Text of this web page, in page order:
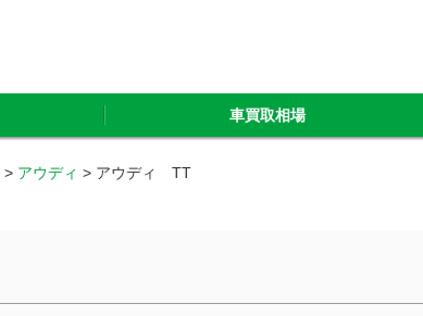
車買取相場
> アウディ > アウディ TT